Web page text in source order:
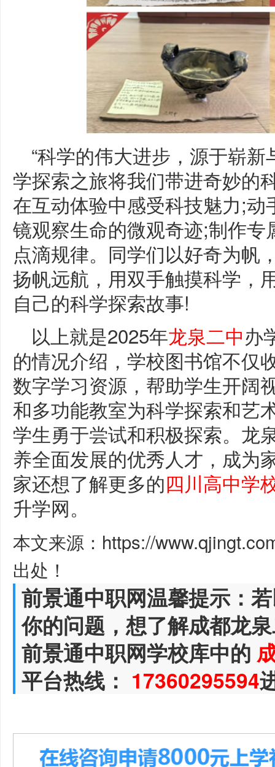
“科学的伟大进步，源于崭
学探索之旅将我们带进奇妙的
在互动体验中感受科技魅力;
镜观察生命的微观奇迹;制作
点滴规律。同学们以好奇为帆
扬帆远航，用双手触摸科学，
自己的科学探索故事!
以上就是2025年龙泉二中办
的情况介绍，学校图书馆不仅
数字学习资源，帮助学生开阔
和多功能教室为科学探索和艺
学生勇于尝试和积极探索。龙
养全面发展的优秀人才，成为
家还想了解更多的四川高中学
升学网。
本文来源：https://
出处！
前景通中职网温馨提示：
你的问题，想了解成都龙
前景通中职网学校库中的
平台热线： 17360295594